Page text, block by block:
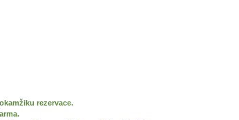
rezervace.